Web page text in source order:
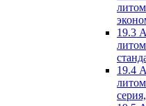
19.3
19.4